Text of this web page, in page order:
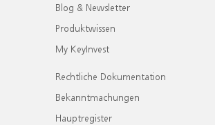
Blog & Newsletter
Produktwissen
My KeyInvest
Rechtliche Dokumentation
Bekanntmachungen
Hauptregister